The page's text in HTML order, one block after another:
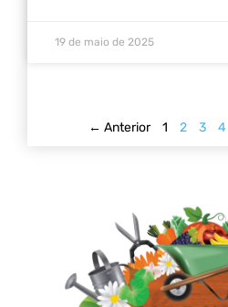
19 de maio de 2025
← Anterior 1 2 3 4